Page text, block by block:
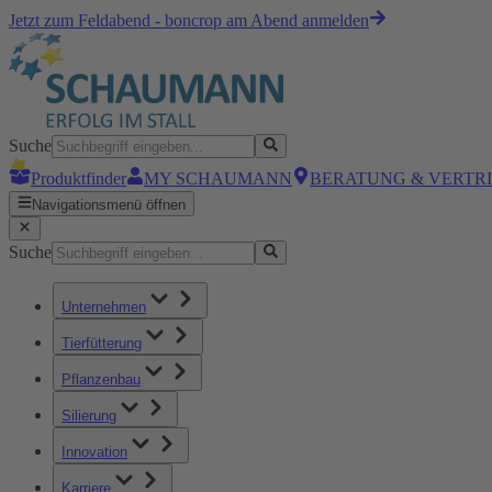
Jetzt zum Feldabend - boncrop am Abend anmelden
Suche
Produktfinder
MY SCHAUMANN BERATUNG &
Navigationsmenü öffnen
Suche
Unternehmen
Tierfütterung
Pflanzenbau
Silierung
Innovation
Karriere